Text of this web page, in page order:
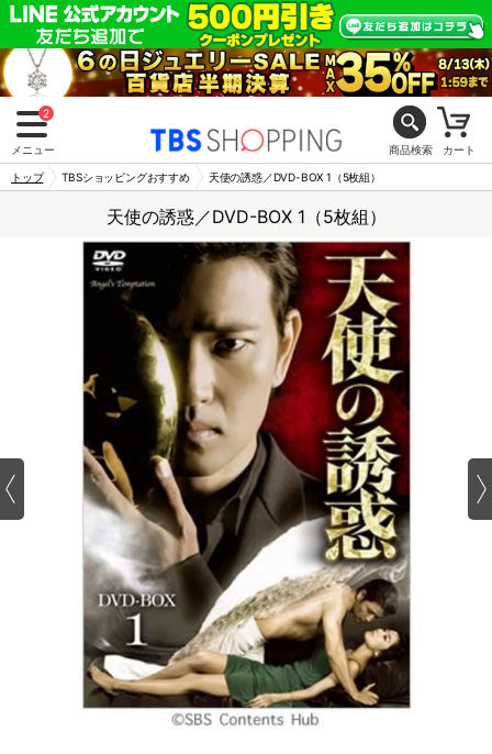
2
メニュー 商品検索 カート
トップ TBSショッピングおすすめ 天使の誘惑／DVD-BOX 1（5枚組）
天使の誘惑／DVD-BOX 1（5枚組）